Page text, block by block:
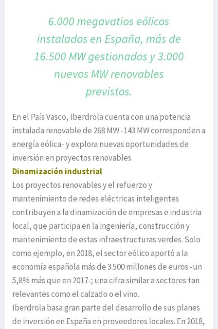
6.000 megavatios eólicos
instalados en España, más de
16.500 MW gestionados y 3.000
nuevos MW renovables
previstos.
En el País Vasco, Iberdrola cuenta con una potencia
instalada renovable de 268 MW -143 MW corresponden a
energía eólica- y explora nuevas oportunidades de
inversión en proyectos renovables.
Dinamización industrial
Los proyectos renovables y el refuerzo y
mantenimiento de redes eléctricas inteligentes
contribuyen a la dinamización de empresas e industria
local, que participa en la ingeniería, construcción y
mantenimiento de estas infraestructuras verdes. Solo
como ejemplo, en 2018, el sector eólico aportó a la
economía española más de 3.500 millones de euros -un
5,8% más que en 2017-; una cifra similar a sectores tan
relevantes como el calzado o el vino.
Iberdrola basa gran parte del desarrollo de sus planes
de inversión en España en proveedores locales. En 2018,